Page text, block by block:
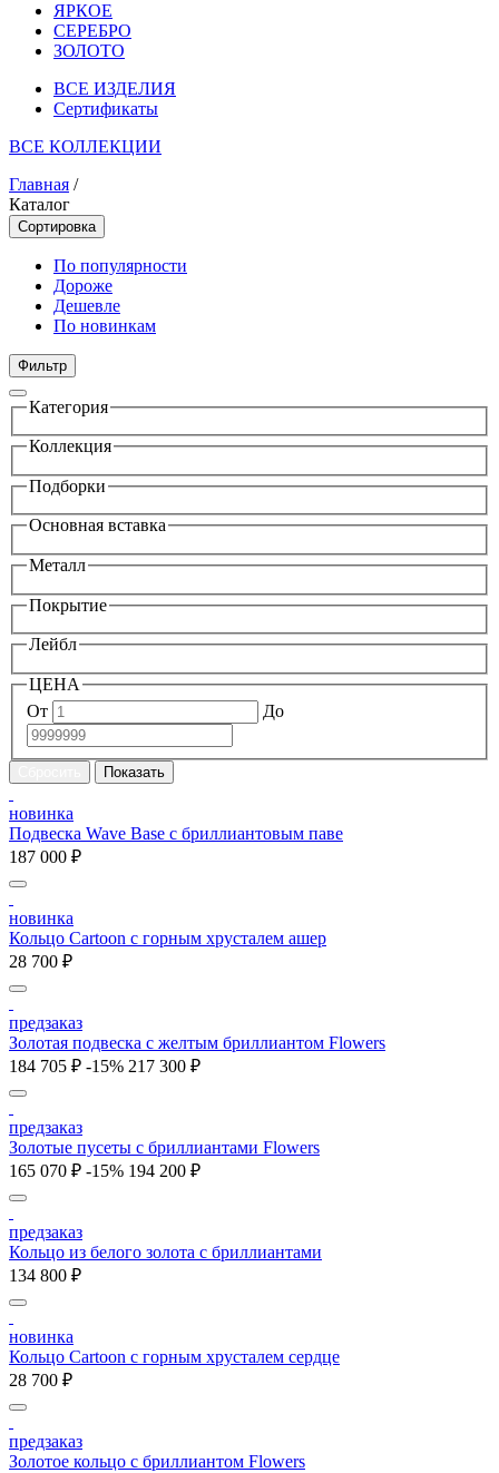
ЯРКОЕ
СЕРЕБРО
ЗОЛОТО
ВСЕ ИЗДЕЛИЯ
Сертификаты
ВСЕ КОЛЛЕКЦИИ
Главная /
Каталог
Сортировка
По популярности
Дороже
Дешевле
По новинкам
Фильтр
Категория
Коллекция
Подборки
Основная вставка
Металл
Покрытие
Лейбл
ЦЕНА
От
До
новинка
Подвеска Wave Base с бриллиантовым паве
187 000 ₽
новинка
Кольцо Cartoon c горным хрусталем ашер
28 700 ₽
предзаказ
Золотая подвеска с желтым бриллиантом Flowers
184 705 ₽ -15% 217 300 ₽
предзаказ
Золотые пусеты с бриллиантами Flowers
165 070 ₽ -15% 194 200 ₽
предзаказ
Кольцо из белого золота с бриллиантами
134 800 ₽
новинка
Кольцо Cartoon c горным хрусталем сердце
28 700 ₽
предзаказ
Золотое кольцо с бриллиантом Flowers